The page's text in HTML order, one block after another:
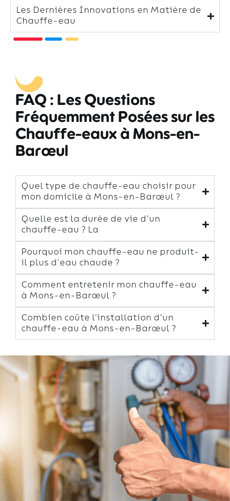
Les Dernières Innovations en Matière de
Chauffe-eau
FAQ : Les Questions
Fréquemment Posées sur les
Chauffe-eaux à Mons-en-
Barœul
Quel type de chauffe-eau choisir pour
mon domicile à Mons-en-Barœul ?
Quelle est la durée de vie d’un
chauffe-eau ? La
Pourquoi mon chauffe-eau ne produit-
il plus d'eau chaude ?
Comment entretenir mon chauffe-eau
à Mons-en-Barœul ?
Combien coûte l’installation d’un
chauffe-eau à Mons-en-Barœul ?